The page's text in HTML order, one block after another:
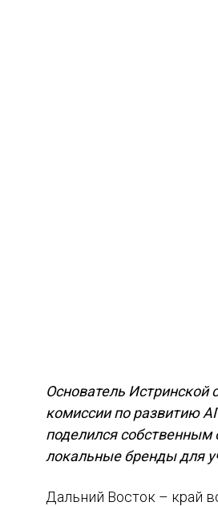
Основатель
комиссии по развитию
поделился собственным
локальные бренды для
Дальний Восток – край